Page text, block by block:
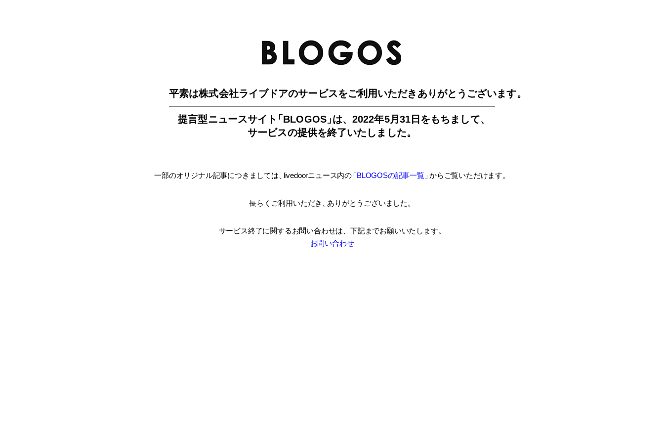
平素は株式会社ライブドアのサービスをご利用いただきありがとうございます。
提言型ニュースサイ ト「BLOGOS」は、2022年5月31日をもちまして、
サービスの提供を終了いたしました。
一部のオリジナル記事につきましては livedoorニュース内の「BLOGOSの記事一覧」 からご覧いただけます。
長らくご利用いただき ありがとうございました。
サービス終了に関するお問い合わせは、 下記までお願いいたします。
お問い合わせ